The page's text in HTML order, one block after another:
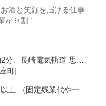
酒と笑顔を届ける仕事
が９割！
分、長崎電気軌道 思案
県）東口徒歩約24分
町]
上 （固定残業代や一律